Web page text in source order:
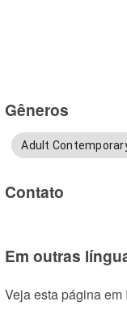
Gêneros
Adult
Contato
Em outras
Veja esta página em